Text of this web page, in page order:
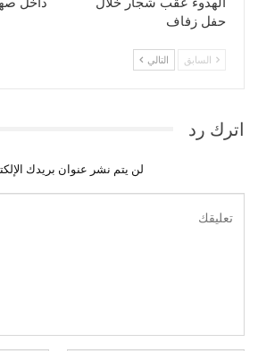
حفل زفاف
السابق التالي
اترك رد
لن يتم نشر عنوان بريدك